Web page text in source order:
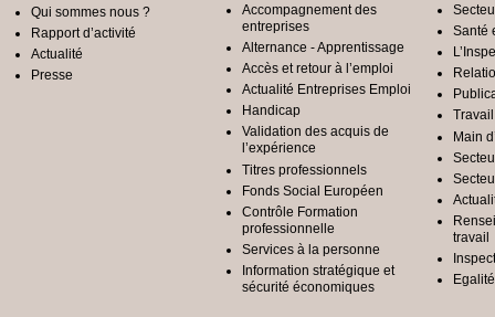
Qui sommes nous ?
Rapport d’activité
Actualité
Presse
Accompagnement des
entreprises
Alternance - Apprentissage
Accès et retour à l’emploi
Actualité Entreprises Emploi
Handicap
Validation des acquis de
l’expérience
Titres professionnels
Fonds Social Européen
Contrôle Formation
professionnelle
Services à la personne
Information stratégique et
sécurité économiques
Santé
Main
travail